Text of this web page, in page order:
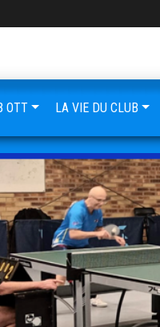
OTT LA VIE DU CLUB